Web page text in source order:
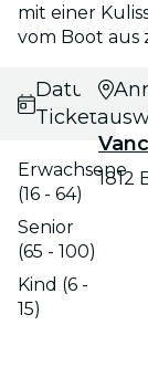
mit einer
vom Boot aus
Datums-
Erwachsene
(16 - 64)
Senior
(65 - 100)
Kind (6 -
15)
1812